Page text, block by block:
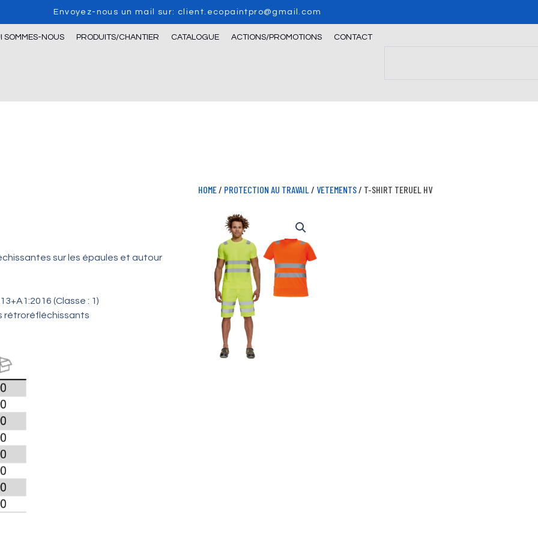
Envoyez-nous un mail sur: client.ecopaintpro@gmail.com
SOMMES-NOUS PRODUITS/CHANTIER CATALOGUE ACTIONS/PROMOTIONS CONTACT
sur les épaules et autour
(Classe : 1)
rétroréfléchissants
HOME/ PROTECTION AU TRAVAIL / VETEMENTS/ T-SHIRT TERUEL HV